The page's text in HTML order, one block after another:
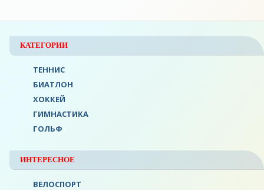
КАТЕГОРИИ
ТЕННИС
БИАТЛОН
ХОККЕЙ
ГИМНАСТИКА
ГОЛЬФ
ИНТЕРЕСНОЕ
ВЕЛОСПОРТ